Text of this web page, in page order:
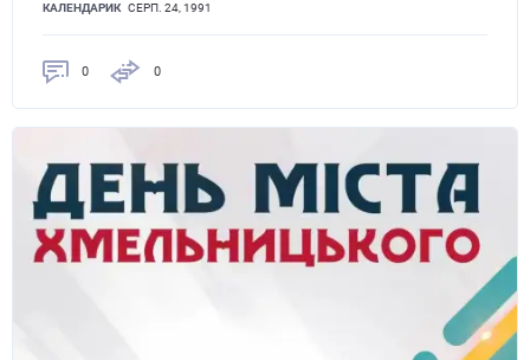
КАЛЕНДАРИК СЕРП. 24, 1991
0 0